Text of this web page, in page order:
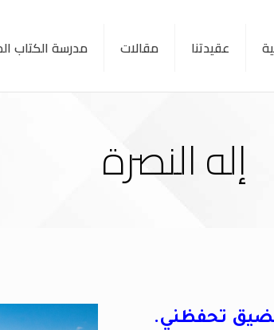
عقيدتنا مقالات مدرسة الكتاب
إله النصرة
تحفظني.